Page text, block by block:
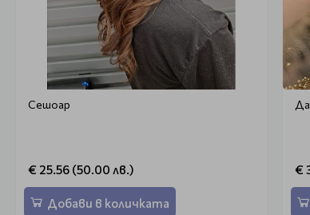
Сешоар
€ 25.56 (50.00 лв.)
Добави в количката
€